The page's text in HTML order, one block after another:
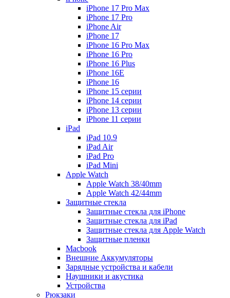
iPhone 17 Pro Max
iPhone 17 Pro
iPhone Air
iPhone 17
iPhone 16 Pro Max
iPhone 16 Pro
iPhone 16 Plus
iPhone 16E
iPhone 16
iPhone 15 серии
iPhone 14 серии
iPhone 13 серии
iPhone 11 серии
iPad
iPad 10.9
iPad Air
iPad Pro
iPad Mini
Apple Watch
Apple Watch 38/40mm
Apple Watch 42/44mm
Защитные стекла
Защитные стекла для iPhone
Защитные стекла для iPad
Защитные стекла для Apple Watch
Защитные пленки
Macbook
Внешние Аккумуляторы
Зарядные устройства и кабели
Наушники и акустика
Устройства
Рюкзаки